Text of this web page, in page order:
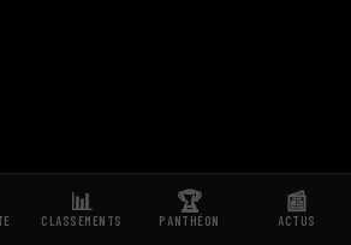
📊
CLASSEMENTS
🏆
PANTHÉON
📰
ACTUS